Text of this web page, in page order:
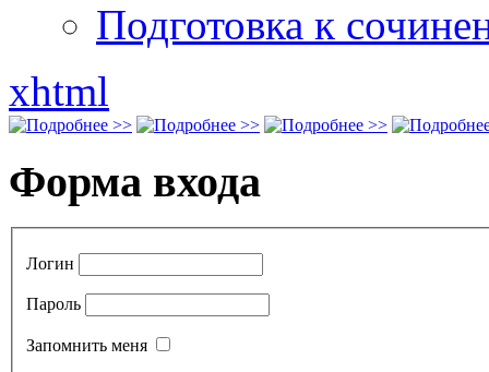
Подготовка к
xhtml
Форма входа
Логин
Пароль
Запомнить меня